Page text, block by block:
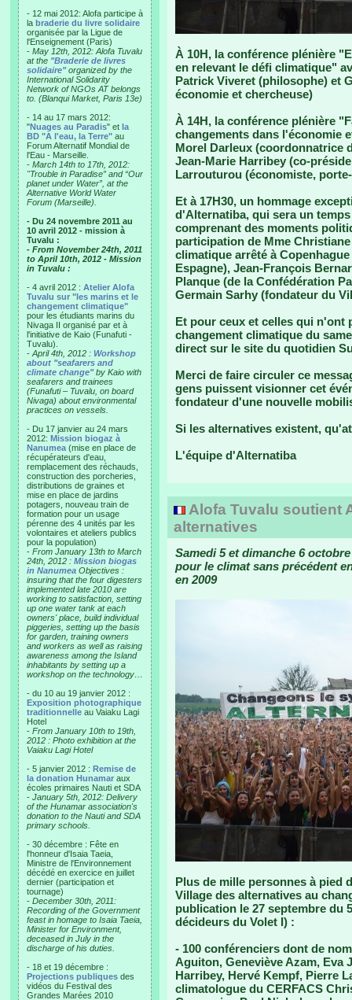
- 12 mai 2012: Alofa participe à
la braderie du livre solidaire
organisée par la Ligue de
l'Enseignement (Paris)
- May 12th, 2012: Alofa Tuvalu
at the "Braderie de livres
solidaire"organized by the
International Solidarity
Network of NGOs AT belongs
to. (Blanqui Market, Paris 13e)
- 14 au 17 mars 2012:
"Nuages au Paradis" et la
BD "A l'eau, la Terre" au
Forum Alternatif Mondial de
l'Eau - Marseille.
- March 14th to 17th, 2012:
"Trouble in Paradise” and “Our
planet under Water”, at the
Alternative World Water
Forum (Marseille).
- Du 24 novembre 2011 au
10 avril 2012 - mission à
Tuvalu :
- From November 24th, 2011
to April 10th, 2012 - Mission
in Tuvalu :
- 4 avril 2012 : Atelier Alofa
Tuvalu sur "les marins et le
changement climatique"
pour les étudiants marins du
Nivaga II organisé par et à
l'initiative de Kaio (Funafuti -
Tuvalu).
- April 4th, 2012 : Workshop
about "seafarers and
climate change"by Kaio with
seafarers and trainees
(Funafuti – Tuvalu, on board
Nivaga) about environmental
practices on vessels.
- Du 17 janvier au 24 mars
2012: Mission biogaz à
Nanumea (mise en place de
récupérateurs d'eau,
remplacement des réchauds,
construction des porcheries,
distributions de graines et
mise en place de jardins
potagers, nouveau train de
formation pour un usage
pérenne des 4 unités par les
volontaires et ateliers publics
pour la population)
- From January 13th to March
24th, 2012 : Mission biogas
in Nanumea Objectives :
insuring that the four digesters
implemented late 2010 are
working to satisfaction, setting
up one water tank at each
owners' place, build individual
piggeries, setting up the basis
for garden, training owners
and workers as well as raising
awareness among the Island
inhabitants by setting up a
workshop on the technology…
- du 10 au 19 janvier 2012 :
Exposition photographique
traditionnelle au Vaiaku Lagi
Hotel
- From January 10th to 19th,
2012 : Photo exhibition at the
Vaiaku Lagi Hotel
- 5 janvier 2012 : Remise de
la donation Hunamar aux
écoles primaires Nauti et SDA
- January 5th, 2012: Delivery
of the Hunamar association's
donation to the Nauti and SDA
primary schools.
- 30 décembre : Fête en
l'honneur d'Isaia Taeia,
Ministre de l'Environnement
décédé en exercice en juillet
dernier (participation et
tournage)
- December 30th, 2011:
Recording of the Government
feast in homage to Isaia Taeia,
Minister for Environment,
deceased in July in the
discharge of his duties.
- 18 et 19 décembre :
Projections publiques des
vidéos du Festival des
Grandes Marées 2010
À 10H, la conférence plénière
en relevant le défi climatique"
Patrick Viveret (philosophe) et
économie et chercheuse)
À 14H, la conférence plénière
changements dans l'économie
Morel Darleux (coordonnatrice
Jean-Marie Harribey (co-
Larrouturou (économiste,
Et à 17H30, un hommage
d'Alternatiba, qui sera un
comprenant des moments
participation de Mme
climatique arrêté à
Espagne), Jean-François
Planque (de la Confédération
Germain Sarhy (fondateur du
Et pour ceux et celles qui n'ont
changement climatique du
direct sur le site du quotidien
Merci de faire circuler ce
gens puissent visionner cet
fondateur d'une nouvelle
Si les alternatives existent,
L'équipe d'Alternatiba
Alofa Tuvalu soutient
alternatives
Samedi 5 et dimanche 6
pour le climat sans précédent
en 2009
Plus de mille personnes à pied
Village des alternatives au
publication le 27 septembre du
décideurs du Volet I) :
- 100 conférenciers dont de
Aguiton, Geneviève Azam, Eva
Harribey, Hervé Kempf, Pierre
climatologue du CERFACS